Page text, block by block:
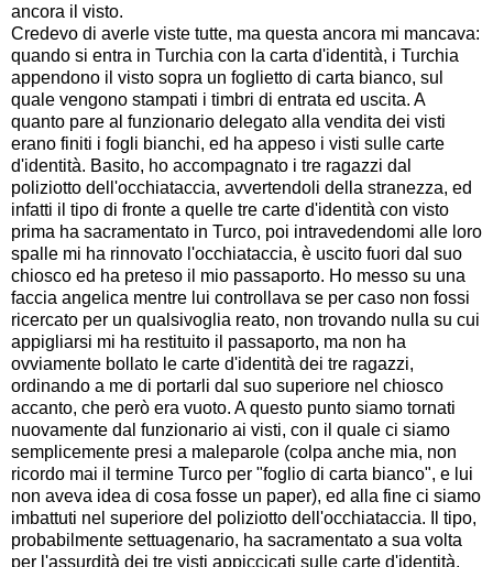
ancora il visto.
Credevo di averle viste tutte, ma questa ancora mi mancava:
quando si entra in Turchia con la carta d'identità, i Turchia
appendono il visto sopra un foglietto di carta bianco, sul
quale vengono stampati i timbri di entrata ed uscita. A
quanto pare al funzionario delegato alla vendita dei visti
erano finiti i fogli bianchi, ed ha appeso i visti sulle carte
d'identità. Basito, ho accompagnato i tre ragazzi dal
poliziotto dell'occhiataccia, avvertendoli della stranezza, ed
infatti il tipo di fronte a quelle tre carte d'identità con visto
prima ha sacramentato in Turco, poi intravedendomi alle loro
spalle mi ha rinnovato l'occhiataccia, è uscito fuori dal suo
chiosco ed ha preteso il mio passaporto. Ho messo su una
faccia angelica mentre lui controllava se per caso non fossi
ricercato per un qualsivoglia reato, non trovando nulla su cui
appigliarsi mi ha restituito il passaporto, ma non ha
ovviamente bollato le carte d'identità dei tre ragazzi,
ordinando a me di portarli dal suo superiore nel chiosco
accanto, che però era vuoto. A questo punto siamo tornati
nuovamente dal funzionario ai visti, con il quale ci siamo
semplicemente presi a maleparole (colpa anche mia, non
ricordo mai il termine Turco per "foglio di carta bianco", e lui
non aveva idea di cosa fosse un paper), ed alla fine ci siamo
imbattuti nel superiore del poliziotto dell'occhiataccia. Il tipo,
probabilmente settuagenario, ha sacramentato a sua volta
per l'assurdità dei tre visti appiccicati sulle carte d'identità,